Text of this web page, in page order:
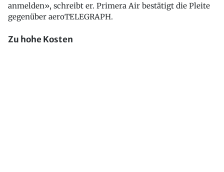
anmelden», schreibt er. Primera Air bestätigt die Pleite
gegenüber aeroTELEGRAPH.
Zu hohe Kosten